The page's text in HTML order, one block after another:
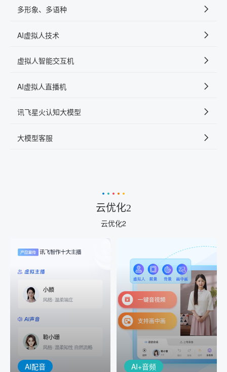
多形象、多语种
AI虚拟人技术
虚拟人智能交互机
AI虚拟人直播机
讯飞星火认知大模型
大模型客服
云优化2
云优化2
AI配音
AI配音
音视频一键生成
室"中输入文本或录音，一
出
AI+音频
AI+音频
配音一键生成
AI+音频：基于全球领先的
TTS能力打造的AI音频制作
工具，输入文本、选择发
音人即可一键生成专业音